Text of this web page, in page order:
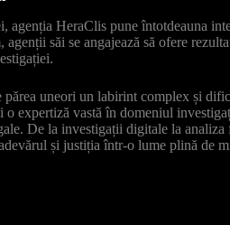
agenția HeraClis pune întotdeauna
săi se angajează să ofere
uneori un labirint complex și
o expertiză vastă în domeniul
De la investigații digitale la analiza
și justiția într-o lume plină de